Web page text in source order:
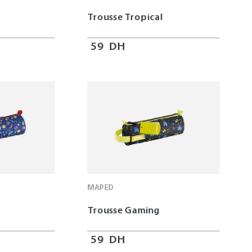
Trousse Tropical
59 DH
MAPED
Trousse Gaming
59 DH